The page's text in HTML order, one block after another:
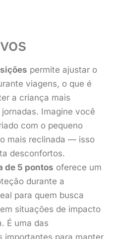
permite ajustar o
viagens, o que é
a criança mais
Imagine você
com o pequeno
mais reclinada — isso
desconfortos.
de 5 pontos oferece um
durante a
para quem busca
situações de impacto
É uma das